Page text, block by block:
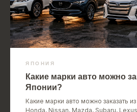
ЯПОНИЯ
Какие марки авто можно
Японии?
Какие марки авто можно заказать
Honda, Nissan, Mazda, Subaru,